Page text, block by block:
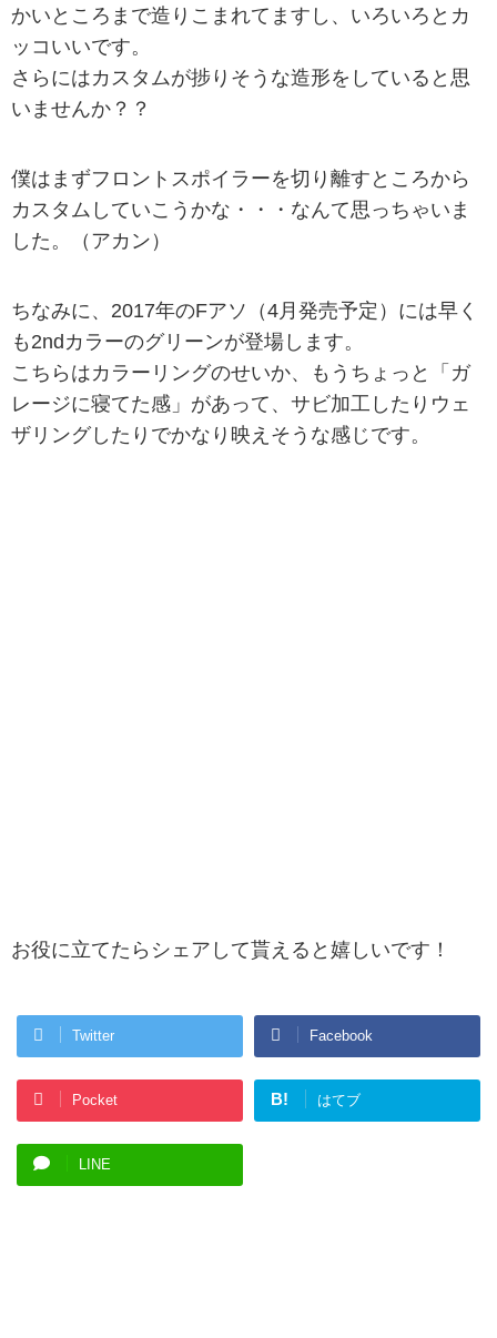
かいところまで造りこまれてますし、いろいろとカ
ッコいいです。
さらにはカスタムが捗りそうな造形をしていると思
いませんか？？
僕はまずフロントスポイラーを切り離すところから
カスタムしていこうかな・・・なんて思っちゃいま
した。（アカン）
ちなみに、2017年のFアソ（4月発売予定）には早く
も2ndカラーのグリーンが登場します。
こちらはカラーリングのせいか、もうちょっと「ガ
レージに寝てた感」があって、サビ加工したりウェ
ザリングしたりでかなり映えそうな感じです。
お役に立てたらシェアして貰えると嬉しいです！
Twitter Facebook
Pocket B! はてブ
LINE